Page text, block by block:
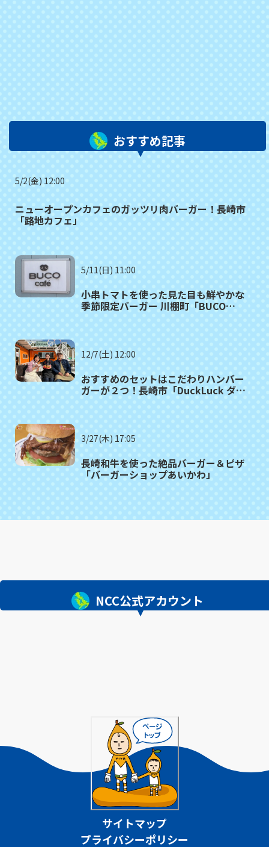
おすすめ記事
5/2(金) 12:00
ニューオープンカフェのガッツリ肉バーガー！長崎市
「路地カフェ」
5/11(日) 11:00
小串トマトを使った見た目も鮮やかな
季節限定バーガー 川棚町「BUCO
12/7(土) 12:00
おすすめのセットはこだわりハンバー
ガーが２つ！長崎市「DuckLuck ダッ
3/27(木) 17:05
長崎和牛を使った絶品バーガー＆ピザ
「バーガーショップあいかわ」
NCC公式アカウント
サイトマップ
プライバシーポリシー